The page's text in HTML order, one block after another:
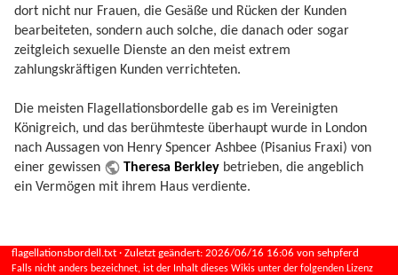
dort nicht nur Frauen, die Gesäße und Rücken der Kunden
bearbeiteten, sondern auch solche, die danach oder sogar
zeitgleich sexuelle Dienste an den meist extrem
zahlungskräftigen Kunden verrichteten.
Die meisten Flagellationsbordelle gab es im Vereinigten
Königreich, und das berühmteste überhaupt wurde in London
nach Aussagen von Henry Spencer Ashbee (Pisanius Fraxi) von
einer gewissen
Theresa Berkley betrieben, die angeblich
ein Vermögen mit ihrem Haus verdiente.
flagellationsbordell.txt · Zuletzt geändert: 2026/06/16 16:06 vonsehpferd
Falls nicht anders bezeichnet, ist der Inhalt dieses Wikis unter der folgenden Lizenz